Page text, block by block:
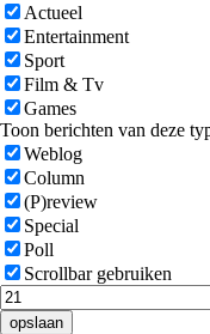
Actueel
Entertainment
Sport
Film & Tv
Games
Toon berichten van deze
Weblog
Column
(P)review
Special
Poll
Scrollbar gebruiken
opslaan